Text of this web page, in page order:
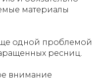
материалы
одной проблемой
ресниц.
внимание